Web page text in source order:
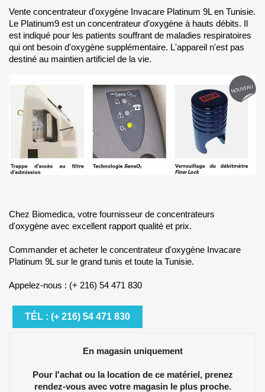
Vente concentrateur d'oxygène Invacare Platinum 9L en Tunisie.
Le Platinum9 est un concentrateur d’oxygène à hauts débits. Il
est indiqué pour les patients souffrant de maladies respiratoires
qui ont besoin d'oxygène supplémentaire. L'appareil n'est pas
destiné au maintien artificiel de la vie.
Chez Biomedica, votre fournisseur de concentrateurs
d'oxygène avec excellent rapport qualité et prix.
Commander et acheter le concentrateur d'oxygène Invacare
Platinum 9L sur le grand tunis et toute la Tunisie.
Appelez-nous : (+ 216) 54 471 830
TÉL : (+ 216) 54 471 830
En magasin uniquement
Pour l'achat ou la location de ce matériel, prenez
rendez-vous avec votre magasin le plus proche.